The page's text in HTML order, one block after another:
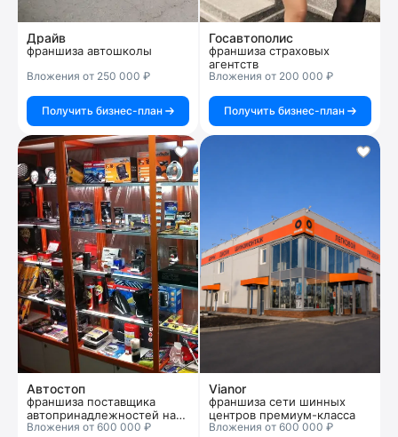
Драйв
франшиза автошколы
Вложения от 250 000 ₽
Получить бизнес-план
Госавтополис
франшиза страховых
агентств
Вложения от 200 000 ₽
Получить бизнес-план
Автостоп
франшиза поставщика
автопринадлежностей на
российском рынке
Вложения от 600 000 ₽
Vianor
франшиза сети шинных
центров премиум-класса
Вложения от 600 000 ₽